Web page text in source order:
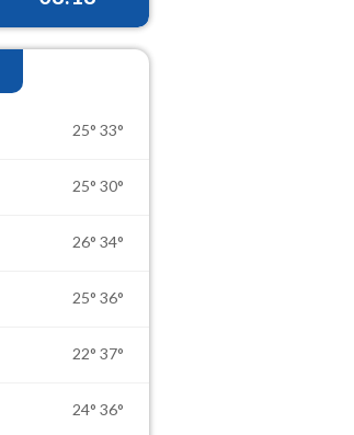
25° 33°
25° 30°
26° 34°
25° 36°
22° 37°
24° 36°